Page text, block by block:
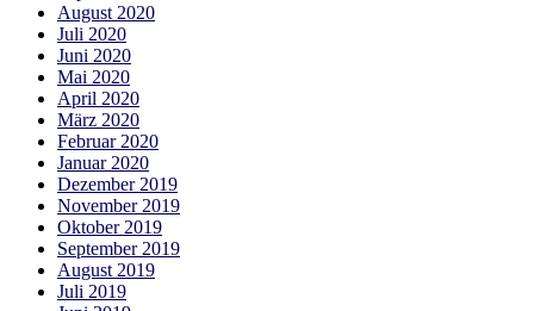
August 2020
Juli 2020
Juni 2020
Mai 2020
April 2020
März 2020
Februar 2020
Januar 2020
Dezember 2019
November 2019
Oktober 2019
September 2019
August 2019
Juli 2019